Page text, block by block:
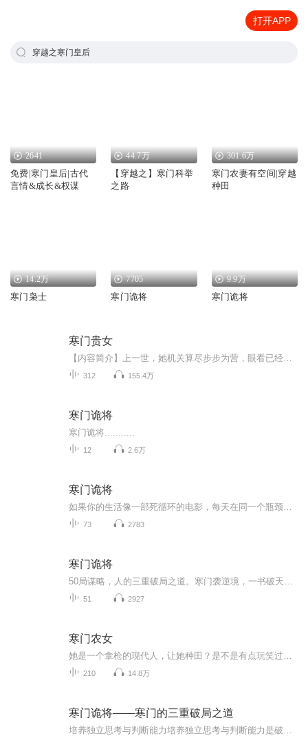
打开APP
穿越之寒门皇后
2641
免费|寒门皇后|古代
言情&成长&权谋
44.7万
【穿越之】寒门科举
之路
301.6万
寒门农妻有空间|穿越
种田
14.2万
寒门枭士
7705
寒门诡将
9.9万
寒门诡将
寒门贵女
312 155.4万
寒门诡将
寒门诡将...........
12 2.6万
寒门诡将
73 2783
寒门诡将
51 2927
寒门农女
210 14.8万
寒门诡将——寒门的三重破局之道